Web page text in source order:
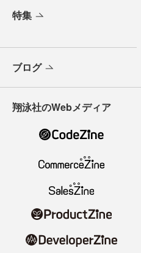
特集
ブログ
翔泳社のWebメディア